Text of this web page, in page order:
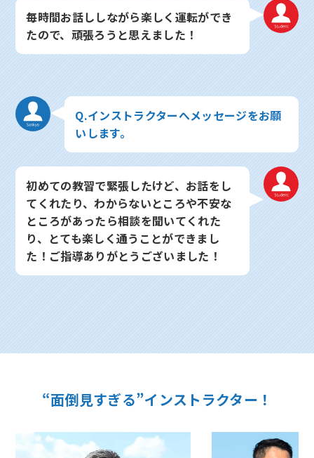
毎時間お話ししながら楽しく運転ができ
たので、頑張ろうと思えました！
Q.インストラクターへメッセージをお願
いします。
初めての教習で緊張したけど、お話をし
てくれたり、わからないところや不安な
ところがあったら相談を聞いてくれた
り、とても楽しく通うことができまし
た！ご指導ありがとうございました！
“面倒見すぎる”インストラクター！